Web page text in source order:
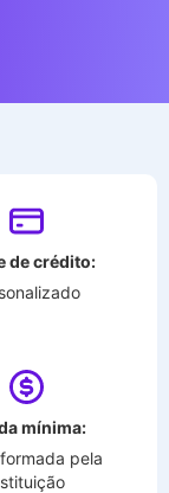
de crédito:
mínima:
pela